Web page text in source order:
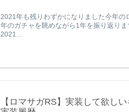
2021年も残りわずかになりました今年
年のガチャを眺めながら1年を振り返り
2021...
【ロマサガRS】実装して欲し